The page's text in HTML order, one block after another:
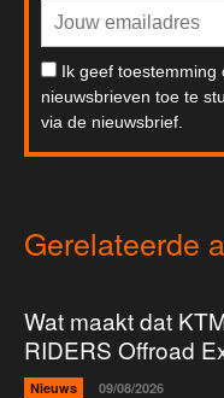
Ik geef toestemming
nieuwsbrieven toe te
via de nieuwsbrief.
Gerelateerde
Wat maakt dat
RIDERS Offroad
Nieuws 09/08/2026